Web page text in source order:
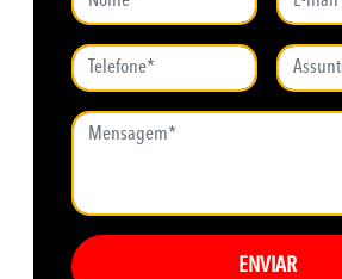
ENVIAR